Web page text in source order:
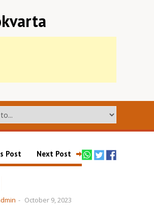
Post Next Post
- October 9, 2023